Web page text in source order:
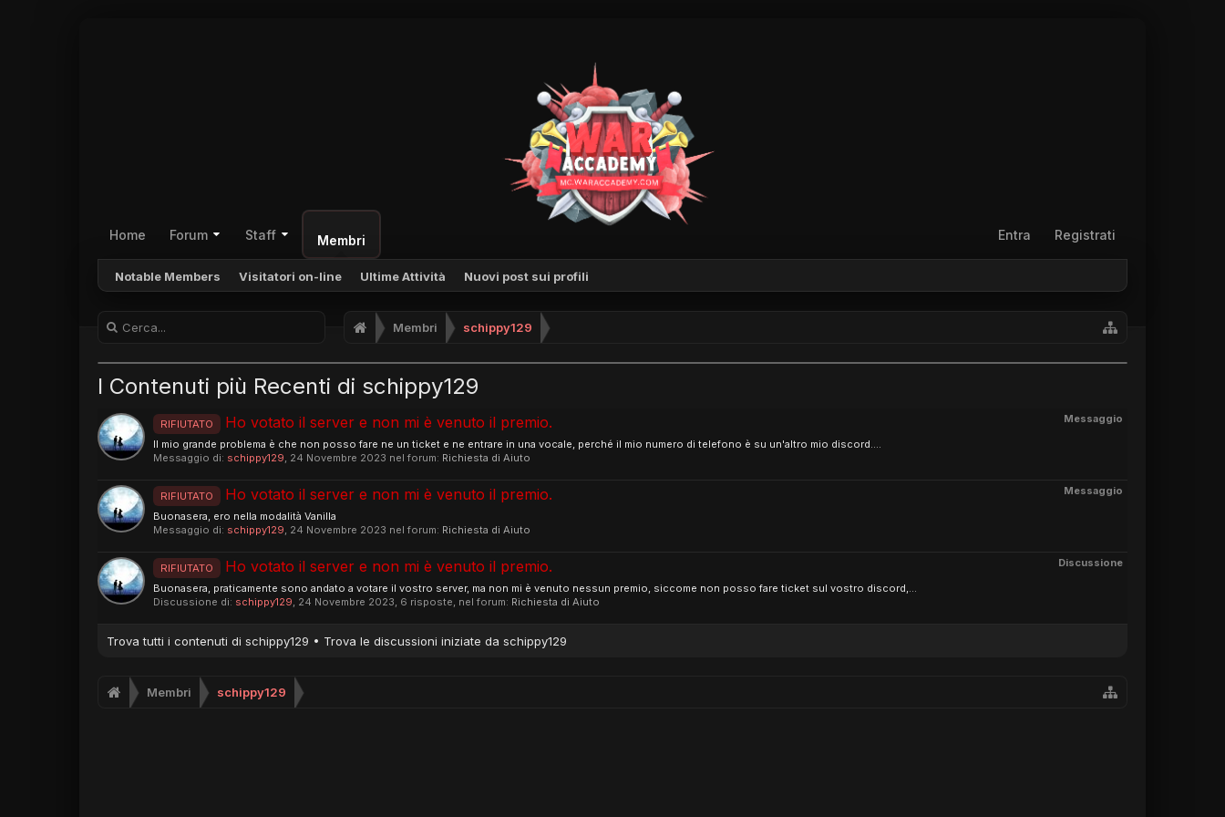
Home Forum Staff Membri
Notable Members Visitatori on-line Ultime Attività Nuovi post sui profili
Entra Registrati
Membri schippy129
I Contenuti più Recenti di schippy129
Messaggio
RIFIUTATO Ho votato il server e non mi è venuto il premio.
Il mio grande problema è che non posso fare ne un ticket e ne entrare in una vocale, perché il mio numero di telefono è su un'altro mio discord....
Messaggio di: schippy129, 24 Novembre 2023 nel forum: Richiesta di Aiuto
Messaggio
RIFIUTATO Ho votato il server e non mi è venuto il premio.
Buonasera, ero nella modalità Vanilla
Messaggio di: schippy129, 24 Novembre 2023 nel forum: Richiesta di Aiuto
Discussione
RIFIUTATO Ho votato il server e non mi è venuto il premio.
Buonasera, praticamente sono andato a votare il vostro server, ma non mi è venuto nessun premio, siccome non posso fare ticket sul vostro discord,...
Discussione di: schippy129, 24 Novembre 2023, 6 risposte, nel forum: Richiesta di Aiuto
Trova tutti i contenuti di schippy129 Trova le discussioni iniziate da schippy129
Membri schippy129